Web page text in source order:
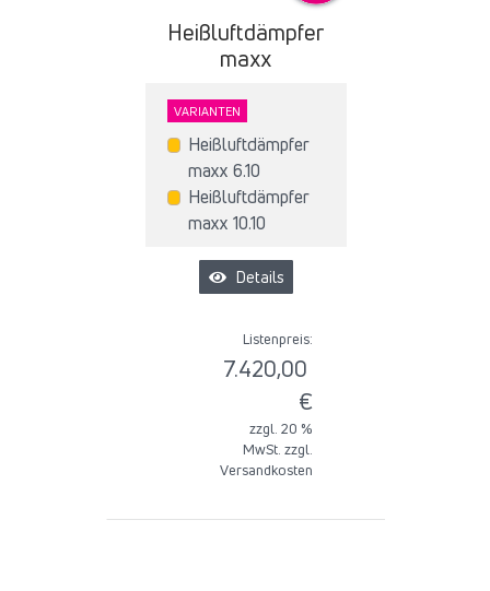
Heißluftdämpfer
maxx
VARIANTEN
Heißluftdämpfer
maxx 6.10
Heißluftdämpfer
maxx 10.10
Details
Listenpreis:
7.420,00
€
zzgl. 20 %
MwSt. zzgl.
Versandkosten